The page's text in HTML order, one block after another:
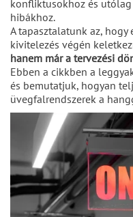
konfliktusokhoz és
hibákhoz.
A tapasztalatunk az, hogy
kivitelezés végén
hanem már a tervezési
Ebben a cikkben a
és bemutatjuk, hogyan
üvegfalrendszerek a